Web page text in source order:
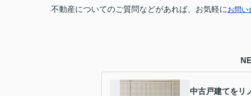
不動産についてのご質問などがあれば、お気軽にお問い
中古戸建てをリ